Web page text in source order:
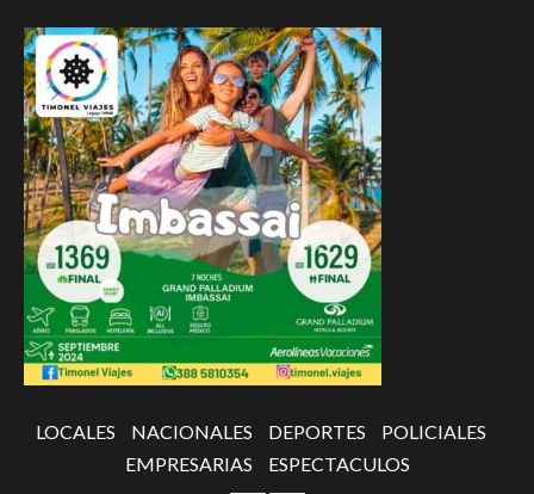
LOCALES NACIONALES DEPORTES
POLICIALES
EMPRESARIAS
ESPECTACULOS